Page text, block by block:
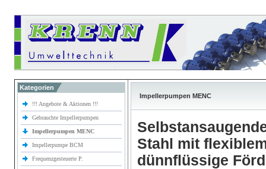
Kategorien
!!! Angebote & Aktionen !!!
Gebrauchte Impellerpumpen
Impellerpumpen MENC
Impellerpumpe BCM
Frequenzgesteuerte P.
Impellerpumpen MENC
Stahl mit
dünnflüssige